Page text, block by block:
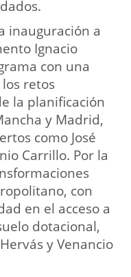
inauguración a
Ignacio
con una
retos
la planificación
y Madrid,
como José
Carrillo. Por la
con
en el acceso a
dotacional,
y Venancio